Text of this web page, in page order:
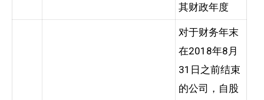
其财政年度
对于财务年末
在2018年8月
31日之前结束
的公司，自股